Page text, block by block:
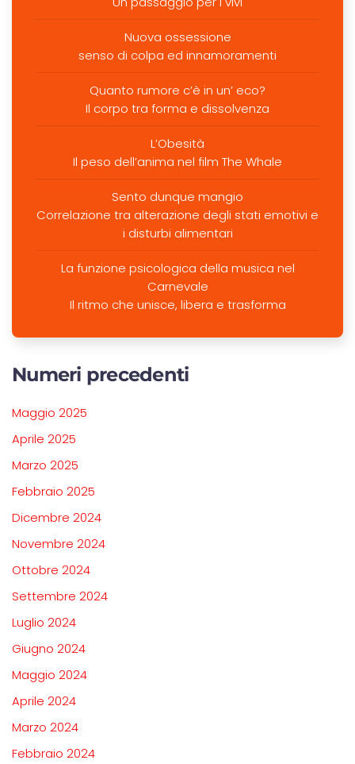
Nuova ossessione
senso di colpa ed innamoramenti
Quanto rumore c’è in un’ eco?
Il corpo tra forma e dissolvenza
L’Obesità
Il peso dell’anima nel film The Whale
Sento dunque mangio
Correlazione tra alterazione degli stati emotivi e
i disturbi alimentari
La funzione psicologica della musica nel
Carnevale
Il ritmo che unisce, libera e trasforma
Numeri precedenti
Maggio 2025
Aprile 2025
Marzo 2025
Febbraio 2025
Dicembre 2024
Novembre 2024
Ottobre 2024
Settembre 2024
Luglio 2024
Giugno 2024
Maggio 2024
Aprile 2024
Marzo 2024
Febbraio 2024